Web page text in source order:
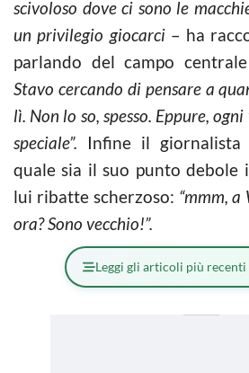
scivoloso dove ci sono le
un privilegio giocarci– ha
parlando del campo
Stavo cercando di pensare a
lì. Non lo so, spesso. Eppure,
speciale”. Infine il giornalista
quale sia il suo punto debole
lui ribatte scherzoso: “mmm,
ora? Sono vecchio!”.
Leggi gli articoli più recenti